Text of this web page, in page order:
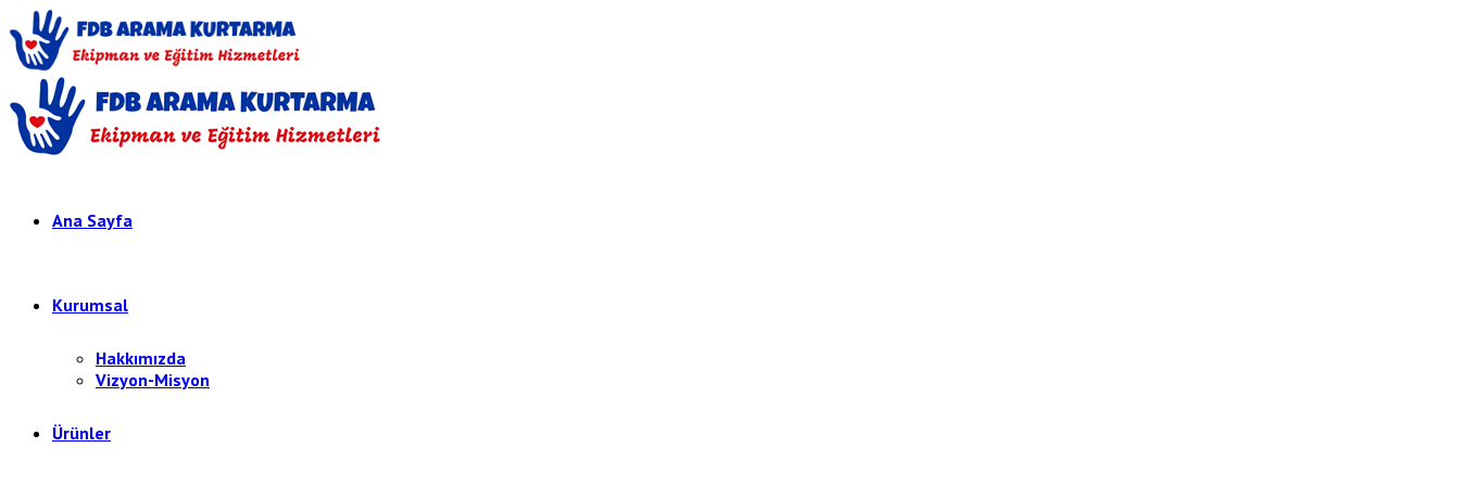
Ana Sayfa
Kurumsal
Hakkımızda
Vizyon-Misyon
Ürünler